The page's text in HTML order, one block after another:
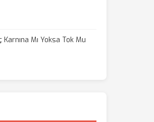
Mı Yoksa Tok Mu